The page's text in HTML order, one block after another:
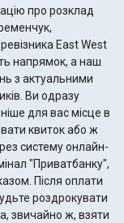
про розклад
East West
напрямок, а наш
з актуальними
для вас місце в
квиток або ж
систему онлайн-
"Приватбанку",
роздрокувати
звичайно ж, взяти